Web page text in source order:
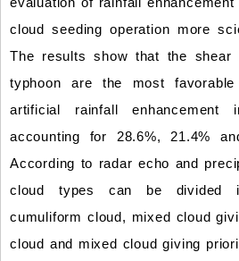
cloud seeding operation more
The results show that the shear
typhoon are the most
artificial rainfall enhancement
accounting for 28.6%, 21.4%
According to radar echo and
cloud types can be divided
cumuliform cloud, mixed cloud
cloud and mixed cloud giving